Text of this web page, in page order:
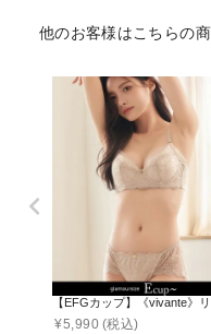
他のお客様はこちらの
【EFGカップ】《vivante》
¥5,990 (税込)